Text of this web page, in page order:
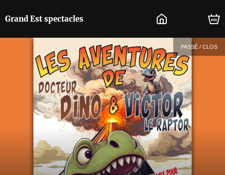
Grand Est spectacles
PASSÉ / CLOS